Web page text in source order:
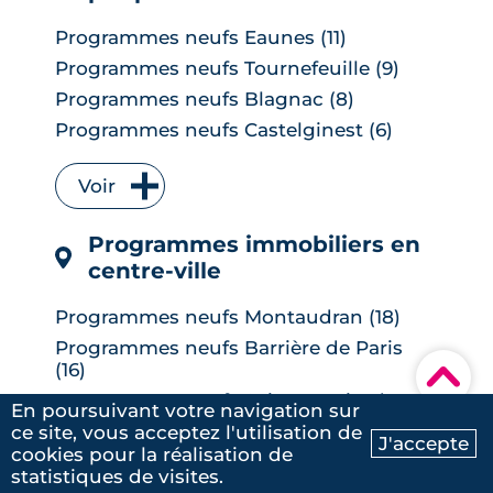
Ma recherche Contactez-nous
▾
Programmes neufs Eaunes (11)
Programmes neufs Tournefeuille (9)
Programmes neufs Blagnac (8)
Programmes neufs Castelginest (6)
Programmes neufs L'Union (6)
Programmes neufs Quint-Fonsegrives
(6)
Programmes neufs Bruguières (5)
Programmes neufs Saint-Orens-de-
Programmes neufs Auzeville-Tolosane
(4)
Programmes neufs Muret (4)
Programmes neufs Ramonville-Saint-
Agne (4)
Programmes neufs Balma (3)
Voir
Programmes immobiliers en
centre-ville
Programmes neufs Montaudran (18)
Programmes neufs Barrière de Paris
(16)
Programmes neufs Saint-Martin-du-
Touch (12)
Programmes neufs Borderouge (10)
Programmes neufs Saint Cyprien (10)
Voir
En poursuivant votre navigation sur
ce site, vous acceptez l'utilisation de
cookies pour la réalisation de
statistiques de visites.
J'accepte